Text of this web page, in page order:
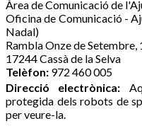
Àrea de Comunicació de
Oficina de Comunicació -
Nadal)
Rambla Onze de Setembre,
17244 Cassà de la Selva
Telèfon: 972 460 005
Direcció electrònica:
protegida dels robots de
per veure-la.